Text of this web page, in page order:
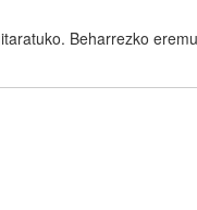
Beharrezko